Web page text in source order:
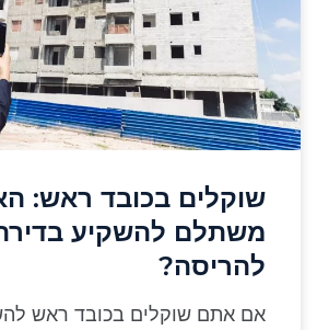
שוקלים בכובד ראש:
משתלם להשקיע בדירה
להריסה?
אם אתם שוקלים בכובד ראש